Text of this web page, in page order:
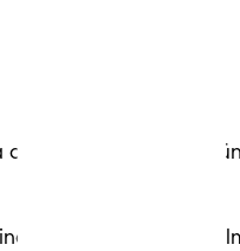
ya da beslemeden
kusmuk beziyle
geçmenizin vakti